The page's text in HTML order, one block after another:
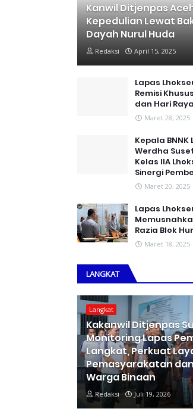
Kanwil Ditjenpas
Kepedulian Lewat
Dayah Nurul Huda
Redaksi April 15, 2025
Lapas
Remisi
dan Hari
Maret 28, 2025
Kepala
Werdha
Kelas IIA
Sinergi
Maret 20, 2025
Lapas
Razia Blok
Maret 18, 2025
LANGKAT
Langkat
Kakanwil Ditjenpas
Monitoring Lapas
Langkat, Perkuat
Pemasyarakatan
Warga Binaan
Redaksi Juli 19, 2026